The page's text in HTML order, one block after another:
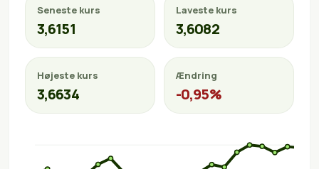
Seneste kurs
3,6151
Laveste kurs
3,6082
Højeste kurs
3,6634
Ændring
-0,95%